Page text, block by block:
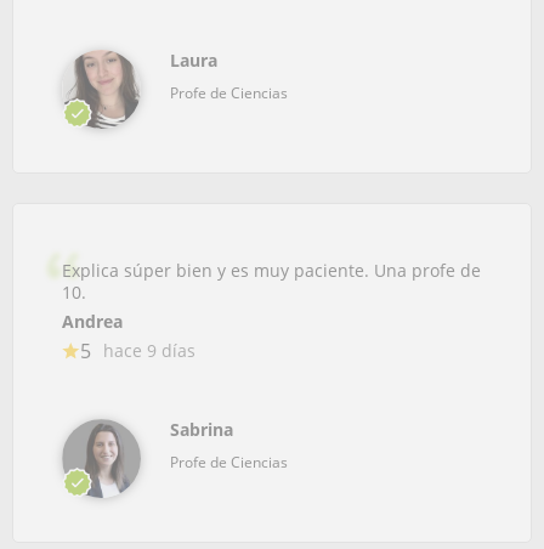
Laura
Profe de Ciencias
Explica súper bien y es muy paciente. Una profe de
10.
Andrea
5 hace 9 días
Sabrina
Profe de Ciencias